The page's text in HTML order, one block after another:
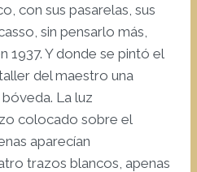
con sus pasarelas, sus
sin pensarlo más,
1937. Y donde se pintó el
del maestro una
La luz
colocado sobre el
aparecían
trazos blancos, apenas